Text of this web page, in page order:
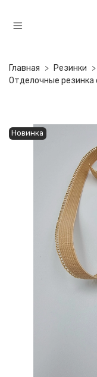
Главная
Резинки
Отделочные
Новинка